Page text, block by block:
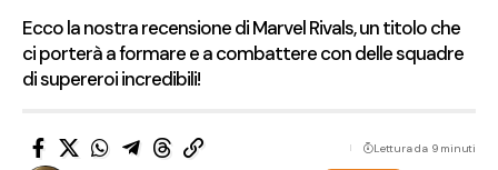
Ecco la nostra recensione di Marvel Rivals, un titolo che
ci porterà a formare e a combattere con delle squadre
di supereroi incredibili!
Lettura da 9 minuti